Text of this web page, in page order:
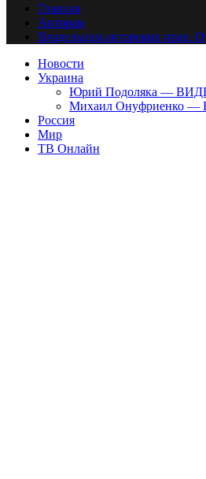
Главная
Авторам
Владельцам авторских прав.
Новости
Украина
Юрий Подоляка —
Михаил Онуфриенко —
Россия
Мир
ТВ Онлайн